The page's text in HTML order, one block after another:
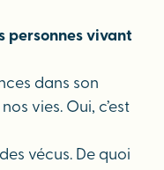
personnes vivant
dans son
vies. Oui, c’est
vécus. De quoi